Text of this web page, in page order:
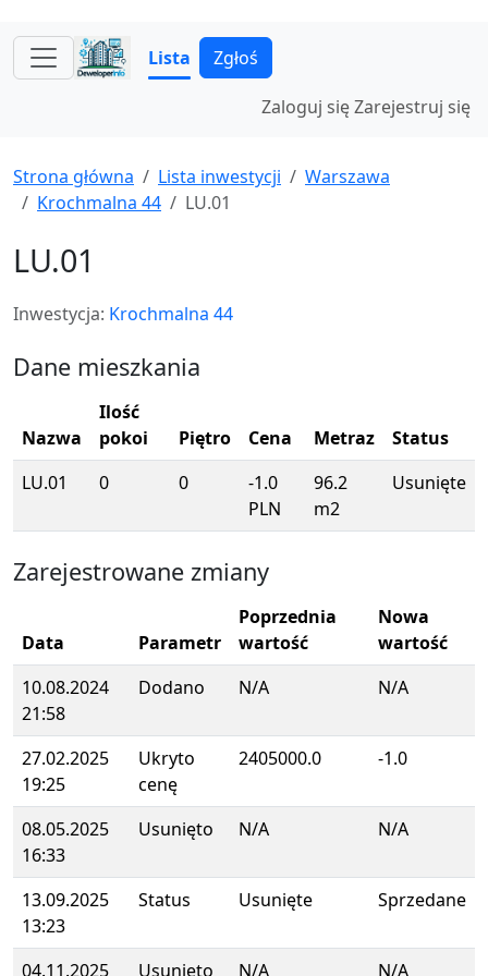
Lista Zgłoś
Zaloguj sięZarejestruj się
Strona główna Lista inwestycji
Warszawa
Krochmalna 44
LU.01
LU.01
Inwestycja: Krochmalna 44
Dane mieszkania
Nazwa
Ilość
pokoi
Piętro Cena Metraz
Status
LU.01
0 0
-1.0
PLN
96.2
m2
Usunięte
Zarejestrowane zmiany
Data Parametr
Poprzednia
wartość
Nowa
wartość
10.08.2024
21:58
Dodano N/A N/A
27.02.2025
19:25
Ukryto
cenę
2405000.0 -1.0
08.05.2025
16:33
Usunięto N/A N/A
13.09.2025
13:23
Status Usunięte Sprzedane
04.11.2025 Usunięto N/A N/A